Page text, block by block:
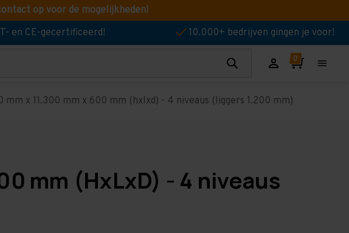
op voor de mogelijkheden!
en CE-gecertificeerd! 10.000+ bedrijven gingen je voor!
x 11.300 mm x 600 mm (hxlxd) - 4 niveaus (liggers 1.200 mm)
mm (HxLxD) - 4 niveaus